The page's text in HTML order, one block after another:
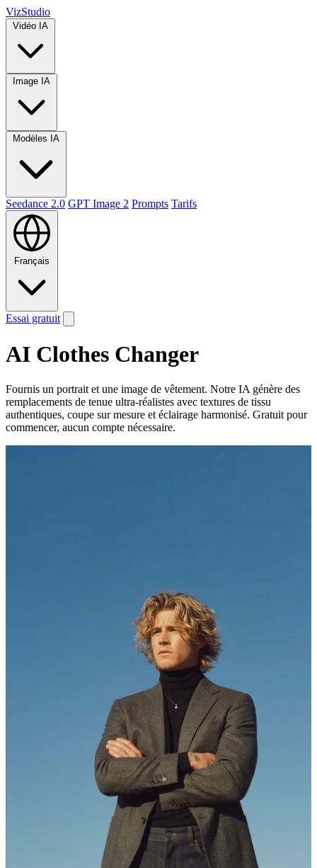
VizStudio
Seedance 2.0 GPT Image 2 Prompts Tarifs
Français
Essai gratuit
AI Clothes Changer
Fournis un portrait et une image de vêtement. Notre IA génère des
remplacements de tenue ultra-réalistes avec textures de tissu
authentiques, coupe sur mesure et éclairage harmonisé. Gratuit pour
commencer, aucun compte nécessaire.